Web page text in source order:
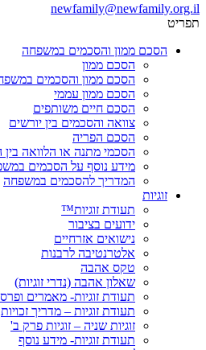
newfamily@newfamily.org.il
תפריט
הסכם ממון והסכמים במשפחה
הסכם ממון
הסכם ממון והסכמים
הסכם ממון עממי
הסכם חיים משותפים
צוואה והסכמים בין יורשים
הסכם הפריה
הסכמי מתנה או הלוואה בין
מידע נוסף על הסכמים
המדריך להסכמים במשפחה
זוגיות
תעודת זוגיות™
ידועים בציבור
נישואים אזרחיים
אלטרנטיבה לרבנות
טקס אהבה
שאלון אהבה (נדרי זוגיות)
תעודת זוגיות- מאמרים
תעודת זוגיות – מדריך זכויות
זוגיות שניה – זוגיות פרק ב'
תעודת זוגיות- מידע נוסף